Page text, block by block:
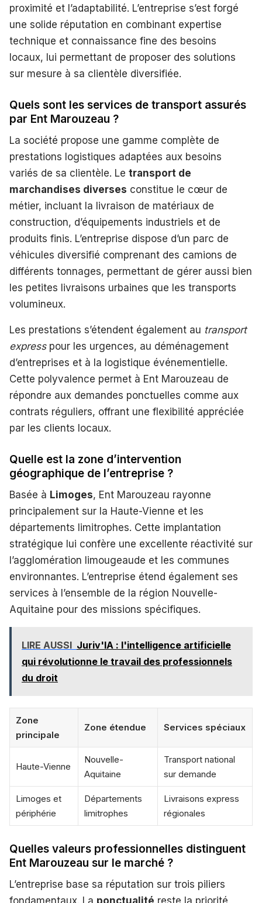
proximité et l’adaptabilité. L’entreprise s’est forgé
une solide réputation en combinant expertise
technique et connaissance fine des besoins
locaux, lui permettant de proposer des solutions
sur mesure à sa clientèle diversifiée.
Quels sont les services de transport assurés
par Ent Marouzeau ?
La société propose une gamme complète de
prestations logistiques adaptées aux besoins
variés de sa clientèle. Le transport de
marchandises diverses constitue le cœur de
métier, incluant la livraison de matériaux de
construction, d’équipements industriels et de
produits finis. L’entreprise dispose d’un parc de
véhicules diversifié comprenant des camions de
différents tonnages, permettant de gérer aussi bien
les petites livraisons urbaines que les transports
volumineux.
Les prestations s’étendent également au transport
expresspour les urgences, au déménagement
d’entreprises et à la logistique événementielle.
Cette polyvalence permet à Ent Marouzeau de
répondre aux demandes ponctuelles comme aux
contrats réguliers, offrant une flexibilité appréciée
par les clients locaux.
Quelle est la zone d’intervention
géographique de l’entreprise ?
Basée à Limoges, Ent Marouzeau rayonne
principalement sur la Haute-Vienne et les
départements limitrophes. Cette implantation
stratégique lui confère une excellente réactivité sur
l’agglomération limougeaude et les communes
environnantes. L’entreprise étend également ses
services à l’ensemble de la région Nouvelle-
Aquitaine pour des missions spécifiques.
LIRE AUSSI Juriv'IA : l'intelligence artificielle
qui révolutionne le travail des professionnels
du droit
Zone
principale
Zone étendue Services spéciaux
Haute-Vienne
Nouvelle-
Aquitaine
Transport national
sur demande
Limoges et
périphérie
Départements
limitrophes
Livraisons express
régionales
Quelles valeurs professionnelles distinguent
Ent Marouzeau sur le marché ?
L’entreprise base sa réputation sur trois piliers